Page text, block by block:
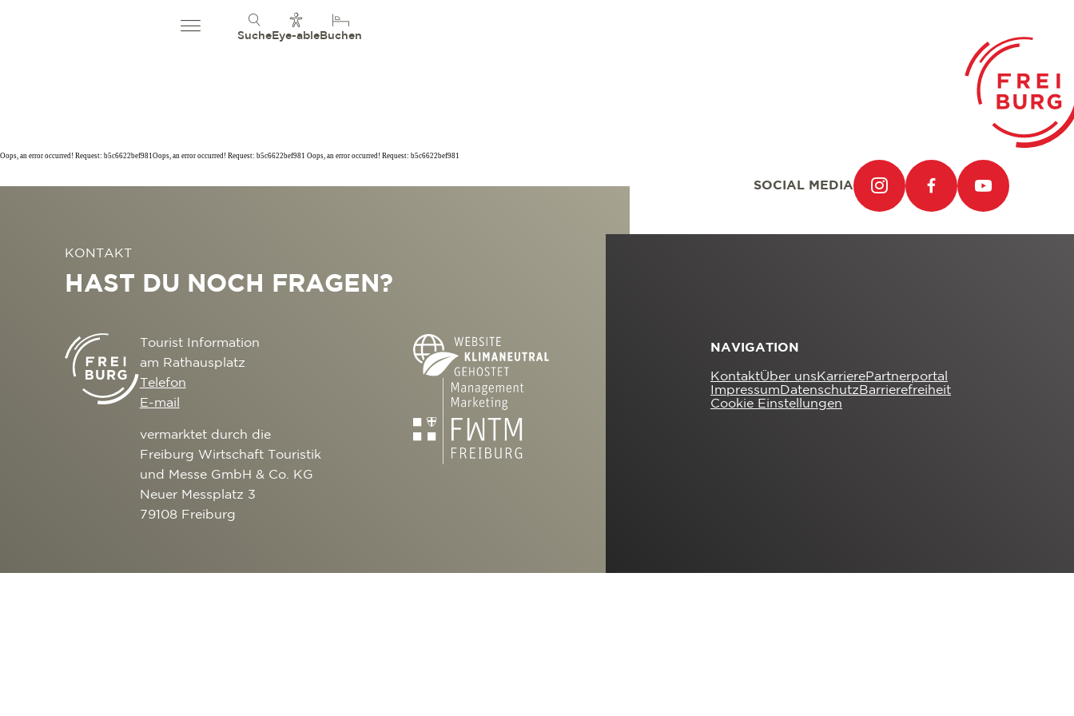
Suche Eye-able Buchen
Oops, an error occurred! Request: b5c6622bef981Oops, an error occurred! Request: b5c6622bef981 Oops, an error occurred! Request: b5c6622bef981
SOCIAL MEDIA
KONTAKT
HAST DU NOCH FRAGEN?
Tourist Information
am Rathausplatz
Telefon
E-mail
vermarktet durch die
Freiburg Wirtschaft Touristik
und Messe GmbH & Co. KG
Neuer Messplatz 3
79108 Freiburg
NAVIGATION
KontaktÜber uns KarrierePartnerportal
Impressum Datenschutz Barrierefreiheit
Cookie Einstellungen